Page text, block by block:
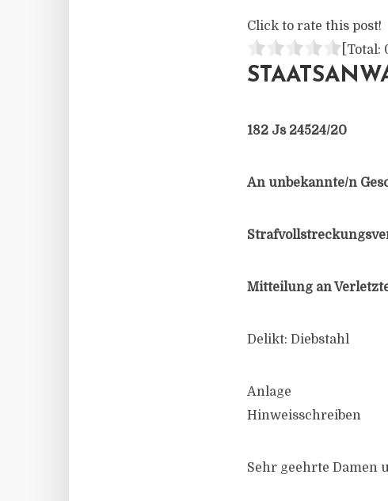
Click to rate this post!
[Total:
182 Js 24524/​20
An unbekannte/​n
Mitteilung an Verletzte
Delikt: Diebstahl
Anlage
Hinweisschreiben
Sehr geehrte Damen